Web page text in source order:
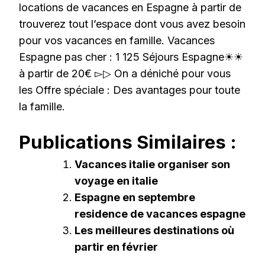
locations de vacances en Espagne à partir de
trouverez tout l’espace dont vous avez besoin
pour vos vacances en famille. Vacances
Espagne pas cher : 1 125 Séjours Espagne☀☀
à partir de 20€ ▻▷ On a déniché pour vous
les Offre spéciale : Des avantages pour toute
la famille.
Publications Similaires :
Vacances italie organiser son
voyage en italie
Espagne en septembre
residence de vacances espagne
Les meilleures destinations où
partir en février